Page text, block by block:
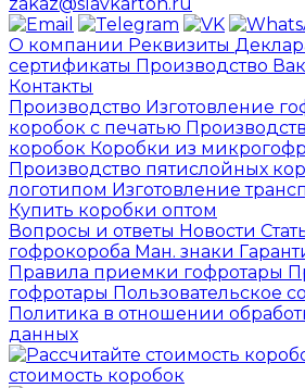
О компании Реквизиты
сертификаты Производство
Контакты
Производство Изготовление
коробок с печатью
коробок Коробки из
Производство пятислойных
логотипом Изготовление
Купить коробки оптом
Вопросы и ответы Новости
гофрокороба Ман. знаки
Правила приемки гофротары
гофротары Пользовательское
Политика в отношении
данных
стоимость коробок